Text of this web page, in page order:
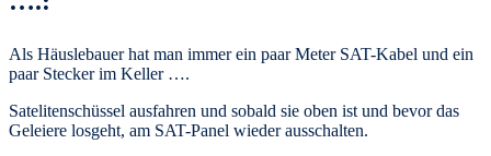
Als Häuslebauer hat man immer ein paar Meter SAT-Kabel und ein
paar Stecker im Keller ….
Satelitenschüssel ausfahren und sobald sie oben ist und bevor das
Geleiere losgeht, am SAT-Panel wieder ausschalten.